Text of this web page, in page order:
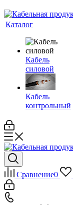
Каталог
Кабель
силовой
Кабель
контрольный
Сравнение0